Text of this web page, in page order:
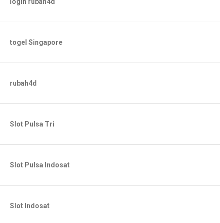
login rubah4d
togel Singapore
rubah4d
Slot Pulsa Tri
Slot Pulsa Indosat
Slot Indosat